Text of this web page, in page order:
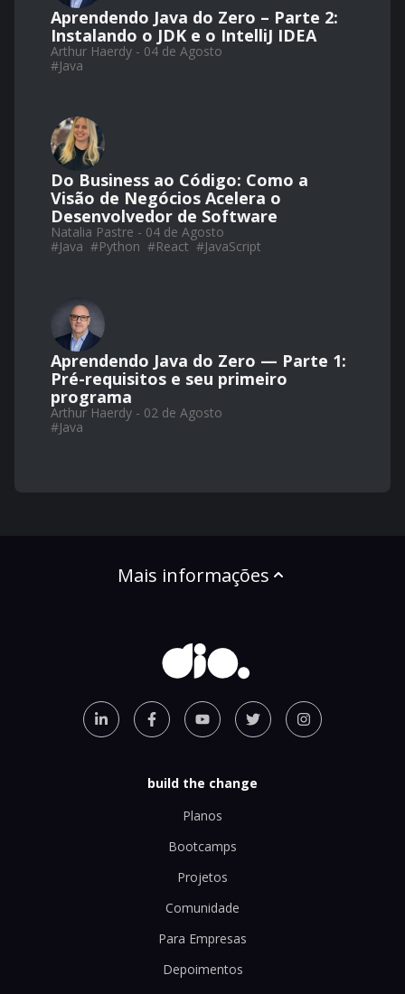
Aprendendo Java do Zero – Parte 2:
Instalando o JDK e o IntelliJ IDEA
Arthur Haerdy - 04 de Agosto
#Java
Do Business ao Código: Como a
Visão de Negócios Acelera o
Desenvolvedor de Software
Natalia Pastre - 04 de Agosto
#Java #Python #React #JavaScript
Aprendendo Java do Zero — Parte 1:
Pré-requisitos e seu primeiro
programa
Arthur Haerdy - 02 de Agosto
#Java
Mais informações
build the change
Planos
Bootcamps
Projetos
Comunidade
Para Empresas
Depoimentos